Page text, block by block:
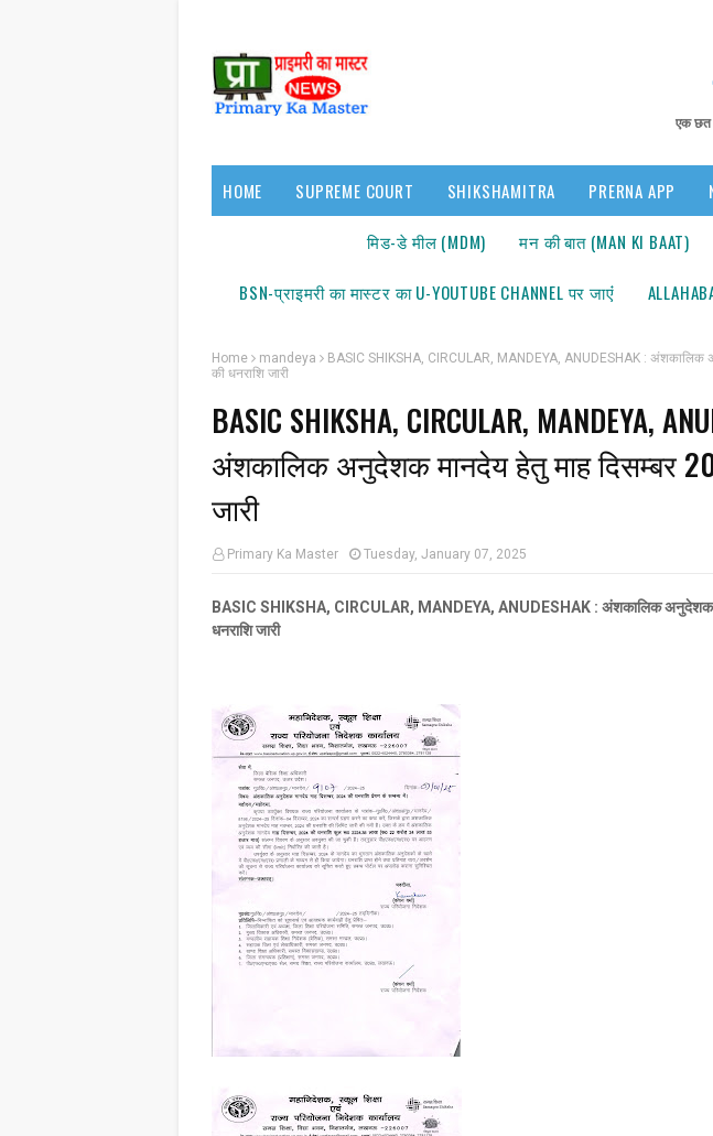
एक छत
HOME SUPREME COURT SHIKSHAMITRA PRERNA APP
मिड-डे मील (MDM) मन की बात (MAN KI BAAT)
BSN-प्राइमरी का मास्टर का U-YOUTUBE CHANNEL पर जाएंं
Home mandeya
BASIC SHIKSHA, CIRCULAR, MANDEYA, ANUDESHAK : अंशकालिक
की धनराशि जारी
BASIC SHIKSHA, CIRCULAR, MANDEYA,
अंशकालिक अनुदेशक मानदेय हेतु माह दिसम्बर
जारी
Primary Ka Master Tuesday, January 07, 2025
BASIC SHIKSHA, CIRCULAR, MANDEYA, ANUDESHAK : अंशकालिक अनुदेशक
धनराशि जारी